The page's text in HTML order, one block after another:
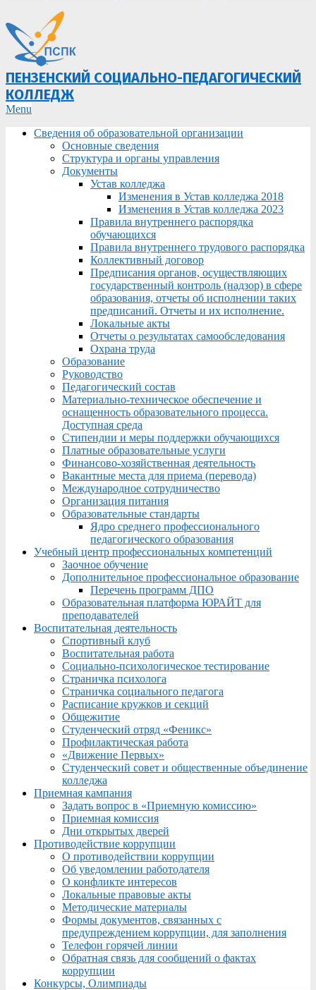
ПЕНЗЕНСКИЙ СОЦИАЛЬНО-ПЕДАГОГИЧЕСКИЙ
КОЛЛЕДЖ
Primary
Menu
Menu
Сведения об образовательной организации
Основные сведения
Структура и органы управления
Документы
Устав колледжа
Изменения в Устав колледжа 2018
Изменения в Устав колледжа 2023
Правила внутреннего распорядка
обучающихся
Правила внутреннего трудового распорядка
Коллективный договор
Предписания органов, осуществляющих
государственный контроль (надзор) в сфере
образования, отчеты об исполнении таких
предписаний. Отчеты и их исполнение.
Локальные акты
Отчеты о результатах самообследования
Охрана труда
Образование
Руководство
Педагогический состав
Материально-техническое обеспечение и
оснащенность образовательного процесса.
Доступная среда
Стипендии и меры поддержки обучающихся
Платные образовательные услуги
Финансово-хозяйственная деятельность
Вакантные места для приема (перевода)
Международное сотрудничество
Организация питания
Образовательные стандарты
Ядро среднего профессионального
педагогического образования
Учебный центр профессиональных компетенций
Заочное обучение
Дополнительное профессиональное образование
Перечень программ ДПО
Образовательная платформа ЮРАЙТ для
преподавателей
Воспитательная деятельность
Спортивный клуб
Воспитательная работа
Социально-психологическое тестирование
Страничка психолога
Страничка социального педагога
Расписание кружков и секций
Общежитие
Студенческий отряд «Феникс»
Профилактическая работа
«Движение Первых»
Студенческий совет и общественные объединение
колледжа
Приемная кампания
Задать вопрос в «Приемную комиссию»
Приемная комиссия
Дни открытых дверей
Противодействие коррупции
О противодействии коррупции
Об уведомлении работодателя
О конфликте интересов
Локальные правовые акты
Методические материалы
Формы документов, связанных с
предупреждением коррупции, для заполнения
Телефон горячей линии
Обратная связь для сообщений о фактах
коррупции
Конкурсы, Олимпиады